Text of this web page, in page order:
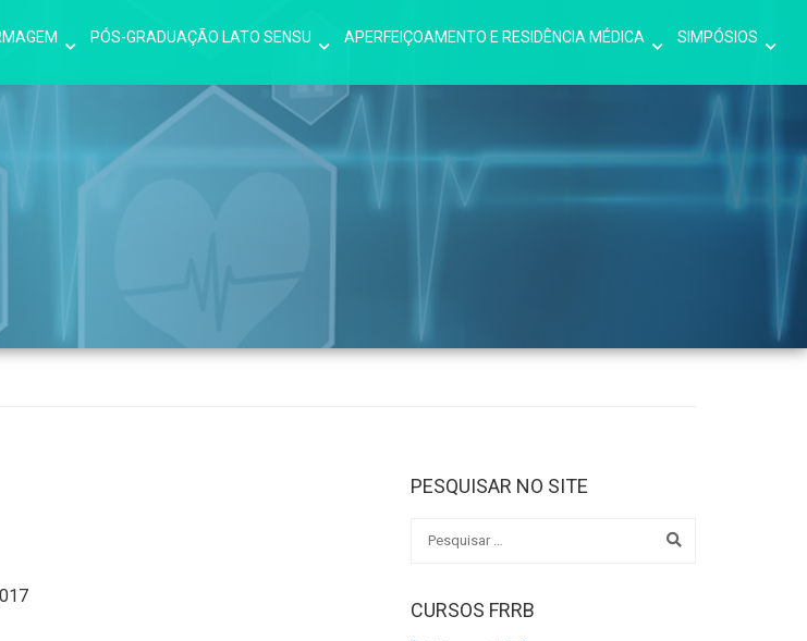
PÓS-GRADUAÇÃO LATO SENSU APERFEIÇOAMENTO E RESIDÊNCIA MÉDICA SIMPÓSIOS
PESQUISAR NO SITE
CURSOS FRRB